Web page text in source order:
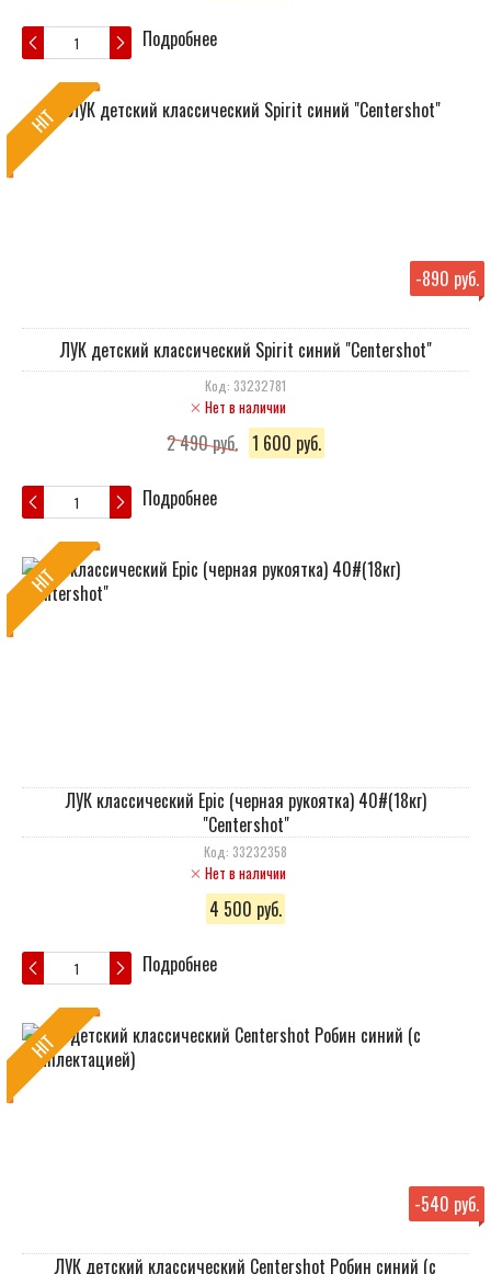
Подробнее
-890 руб.
HIT
ЛУК детский классический Spirit синий "Centershot"
Код: 33232781
Нет в наличии
2 490 руб. 1 600 руб.
Подробнее
HIT
ЛУК классический Epic (черная рукоятка) 40#(18кг)
"Centershot"
Код: 33232358
Нет в наличии
4 500 руб.
Подробнее
-540 руб.
HIT
ЛУК детский классический Centershot Робин синий (с